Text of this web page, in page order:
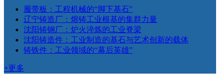
履带板：工程机械的“脚下基石”
辽宁铸造厂：熔铸工业根基的集群力量
沈阳铸钢厂：炉火淬炼的工业脊梁
沈阳铸造件：工业制造的基石与艺术创新的载体
铸铁件：工业领域的“幕后英雄”
+更多